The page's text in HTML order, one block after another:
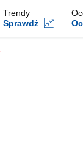
Trendy
Sprawdź